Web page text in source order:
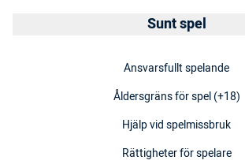
Sunt spel
Ansvarsfullt spelande
Åldersgräns för spel (+18)
Hjälp vid spelmissbruk
Rättigheter för spelare